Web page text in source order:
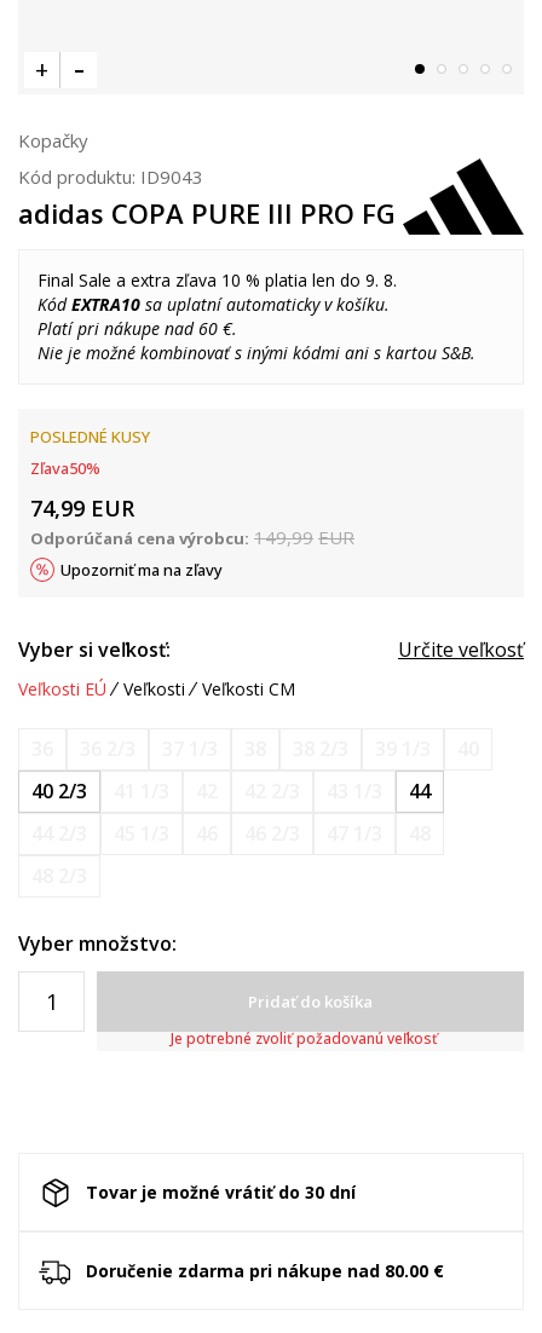
Kopačky
Kód produktu: ID9043
adidas COPA PURE III PRO FG
Final Sale a extra zľava 10 % platia len do 9. 8.
KódEXTRA10 sa uplatní automaticky v košíku.
Platí pri nákupe nad 60 €.
Nie je možné kombinovať s inými kódmi ani s kartou S&B.
POSLEDNÉ KUSY
Zľava50%
74,99 EUR
Odporúčaná cena výrobcu: 149,99 EUR
Upozorniť ma na zľavy
Vyber si veľkosť: Určite veľkosť
Veľkosti EÚ Veľkosti Veľkosti CM
40 2/3
44
Vyber množstvo:
Pridať do košíka
Je potrebné zvoliť požadovanú veľkosť
Tovar je možné vrátiť do 30 dní
Doručenie zdarma pri nákupe nad 80.00 €